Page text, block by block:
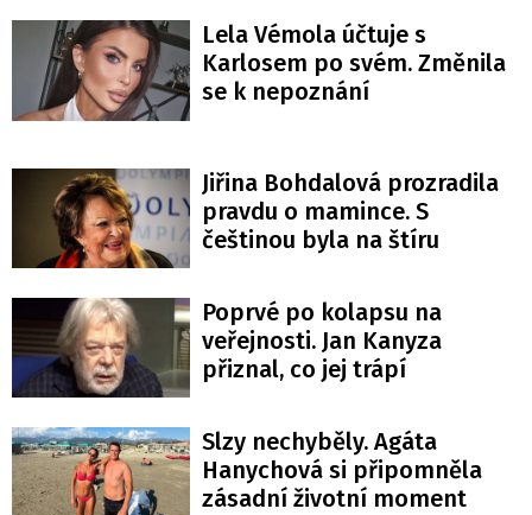
Lela Vémola účtuje s
Karlosem po svém. Změnila
se k nepoznání
Jiřina Bohdalová prozradila
pravdu o mamince. S
češtinou byla na štíru
Poprvé po kolapsu na
veřejnosti. Jan Kanyza
přiznal, co jej trápí
Slzy nechyběly. Agáta
Hanychová si připomněla
zásadní životní moment